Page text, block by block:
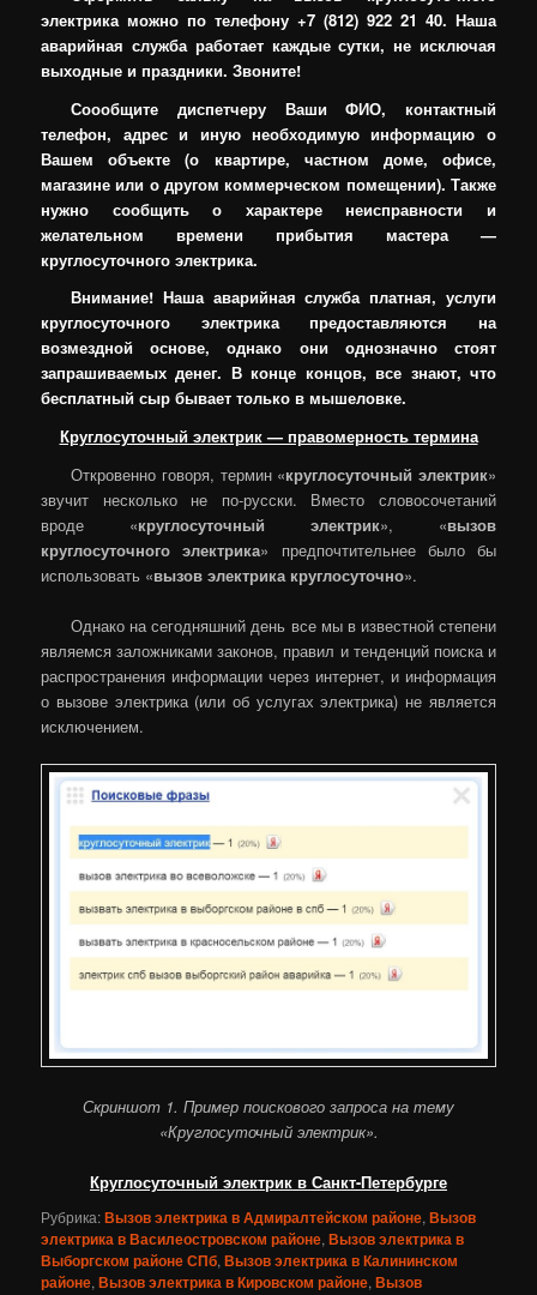
электрика можно по телефону +7 (812) 922 21 40. Наша
аварийная служба работает каждые сутки, не исключая
выходные и праздники. Звоните!
Соообщите диспетчеру Ваши ФИО, контактный
телефон, адрес и иную необходимую информацию о
Вашем объекте (о квартире, частном доме, офисе,
магазине или о другом коммерческом помещении). Также
нужно сообщить о характере неисправности и
желательном времени прибытия мастера —
круглосуточного электрика.
Внимание! Наша аварийная служба платная, услуги
круглосуточного электрика предоставляются на
возмездной основе, однако они однозначно стоят
запрашиваемых денег. В конце концов, все знают, что
бесплатный сыр бывает только в мышеловке.
Круглосуточный электрик — правомерность термина
Откровенно говоря, термин «круглосуточный электрик»
звучит несколько не по-русски. Вместо словосочетаний
вроде «круглосуточный электрик», «вызов
круглосуточного электрика» предпочтительнее было бы
использовать «вызов электрика круглосуточно».
Однако на сегодняшний день все мы в известной степени
являемся заложниками законов, правил и тенденций поиска и
распространения информации через интернет, и информация
о вызове электрика (или об услугах электрика) не является
исключением.
Скриншот 1. Пример поискового запроса на тему
«Круглосуточный электрик».
Круглосуточный электрик в Санкт-Петербурге
Рубрика:Вызов электрика в Адмиралтейском районе,Вызов
электрика в Василеостровском районе,Вызов электрика в
Выборгском районе СПб,Вызов электрика в Калининском
районе,Вызов электрика в Кировском районе,Вызов